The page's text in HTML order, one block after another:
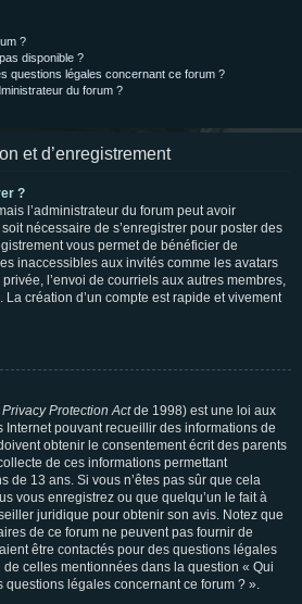
?
disponible ?
questions légales concernant ce forum ?
du forum ?
et d’enregistrement
?
l’administrateur du forum peut avoir
nécessaire de s’enregistrer pour poster des
vous permet de bénéficier de
inaccessibles aux invités comme les avatars
l’envoi de courriels aux autres membres,
La création d’un compte est rapide et vivement
Protection Actde 1998) est une loi aux
Internet pouvant recueillir des informations de
obtenir le consentement écrit des parents
de ces informations permettant
de 13 ans. Si vous n’êtes pas sûr que cela
vous enregistrez ou que quelqu’un le fait à
juridique pour obtenir son avis. Notez que
de ce forum ne peuvent pas fournir de
être contactés pour des questions légales
de celles mentionnées dans la question « Qui
questions légales concernant ce forum ? ».